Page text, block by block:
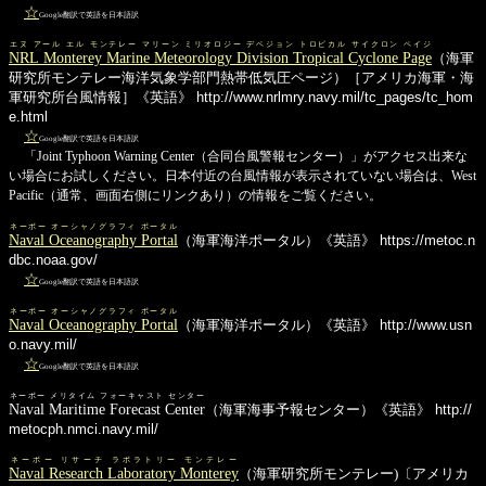
☆Google翻訳で英語を日本語訳
NRL Monterey Marine Meteorology Division Tropical Cyclone Page
エヌ アール エル モンテレー マリーン ミリオロジー デベジョン トロピカル サイクロン ペイジ
（海軍
研究所モンテレー海洋気象学部門熱帯低気圧ページ）［アメリカ海軍・海
軍研究所台風情報］《英語》
http://www.nrlmry.navy.mil/tc_pages/tc_hom
e.html
☆Google翻訳で英語を日本語訳
「Joint Typhoon Warning Center（合同台風警報センター）」がアクセス出来な
い場合にお試しください。日本付近の台風情報が表示されていない場合は、West
Pacific（通常、画面右側にリンクあり）の情報をご覧ください。
Naval Oceanography Portal
ネーボー オーシャノグラフィ ポータル
（海軍海洋ポータル）《英語》
https://metoc.n
dbc.noaa.gov/
☆Google翻訳で英語を日本語訳
Naval Oceanography Portal
ネーボー オーシャノグラフィ ポータル
（海軍海洋ポータル）《英語》
http://www.usn
o.navy.mil/
☆Google翻訳で英語を日本語訳
Naval Maritime Forecast Center
ネーボー メリタイム フォーキャスト センター
（海軍海事予報センター）《英語》
http://
metocph.nmci.navy.mil/
Naval Research Laboratory Monterey
ネーボー リサーチ ラボラトリー モンテレー
（海軍研究所モンテレー)〔アメリカ